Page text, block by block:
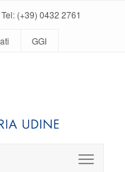
Tel: (+39) 0432 2761
GGI